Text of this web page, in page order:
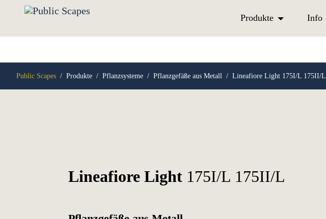
Produkte Info
Public Scapes / Produkte / Pflanzsysteme / Pflanzgefäße aus Metall / Lineafiore Light 175I/L 175II/L
Lineafiore Light 175I/L 175II/L